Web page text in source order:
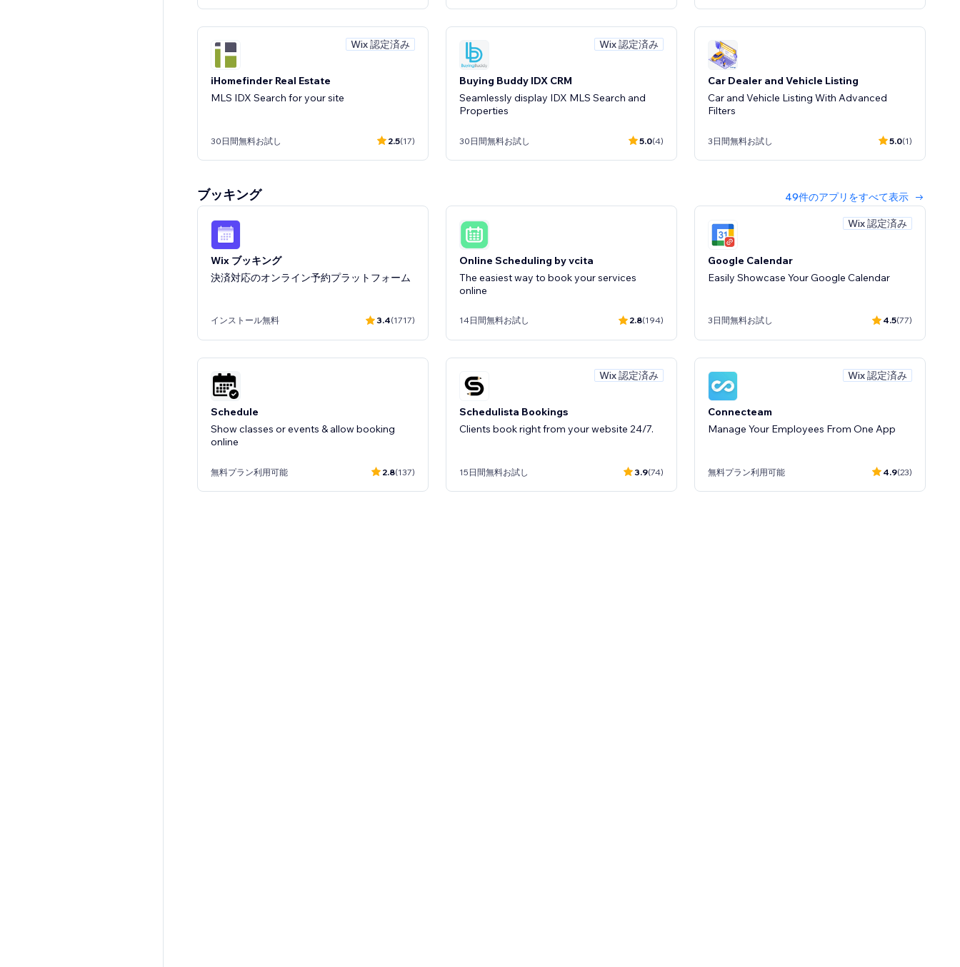
Wix 認定済み
iHomefinder Real Estate
MLS IDX Search for your site
30日間無料お試し 2.5(17)
Wix 認定済み
Buying Buddy IDX CRM
Seamlessly display IDX MLS Search and
Properties
30日間無料お試し 5.0(4)
Car Dealer and Vehicle Listing
Car and Vehicle Listing With Advanced
Filters
3日間無料お試し 5.0(1)
Real Estate Savings Calculator
Show sellers their savings in seconds
無料プラン利用可能 0.0(0)
PeakIDX Real Estate
Blazing Fast IDX Search & Lead Capture
インストール無料
ブッキング 49件のアプリをすべて表示
Wix ブッキング
決済対応のオンライン予約プラットフォーム
インストール無料 3.4(1717)
Online Scheduling by vcita
The easiest way to book your services
online
14日間無料お試し 2.8(194)
Wix 認定済み
Google Calendar
Easily Showcase Your Google Calendar
3日間無料お試し 4.5(77)
Schedule
Show classes or events & allow booking
online
無料プラン利用可能 2.8(137)
Wix 認定済み
Schedulista Bookings
Clients book right from your website 24/7.
15日間無料お試し 3.9(74)
Wix 認定済み
Connecteam
Manage Your Employees From One App
無料プラン利用可能 4.9(23)